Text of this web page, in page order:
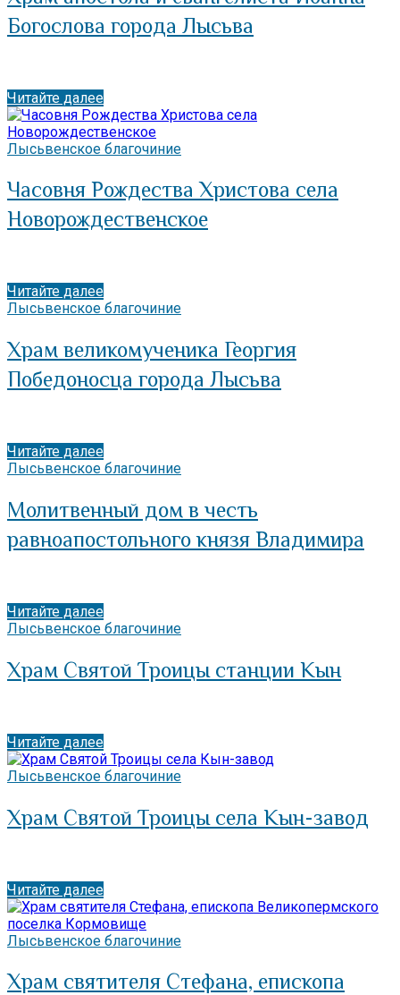
Богослова города Лысьва
Читайте далее
Лысьвенское благочиние
Часовня Рождества Христова села
Новорождественское
Читайте далее
Лысьвенское благочиние
Храм великомученика Георгия
Победоносца города Лысьва
Читайте далее
Лысьвенское благочиние
Молитвенный дом в честь
равноапостольного князя Владимира
Читайте далее
Лысьвенское благочиние
Храм Святой Троицы станции Кын
Читайте далее
Лысьвенское благочиние
Храм Святой Троицы села Кын-завод
Читайте далее
Лысьвенское благочиние
Храм святителя Стефана, епископа